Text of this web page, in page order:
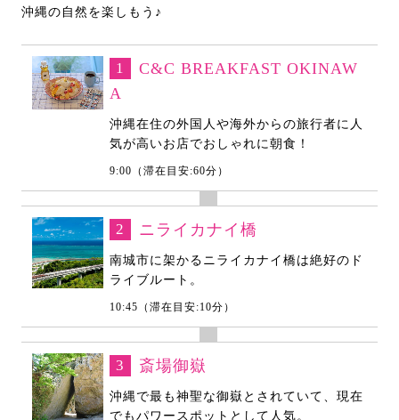
沖縄の自然を楽しもう♪
1
C&C BREAKFAST OKINAW
A
沖縄在住の外国人や海外からの旅行者に人
気が高いお店でおしゃれに朝食！
9:00（滞在目安:60分）
2 ニライカナイ橋
南城市に架かるニライカナイ橋は絶好のド
ライブルート。
10:45（滞在目安:10分）
3 斎場御嶽
沖縄で最も神聖な御嶽とされていて、現在
でもパワースポットとして人気。